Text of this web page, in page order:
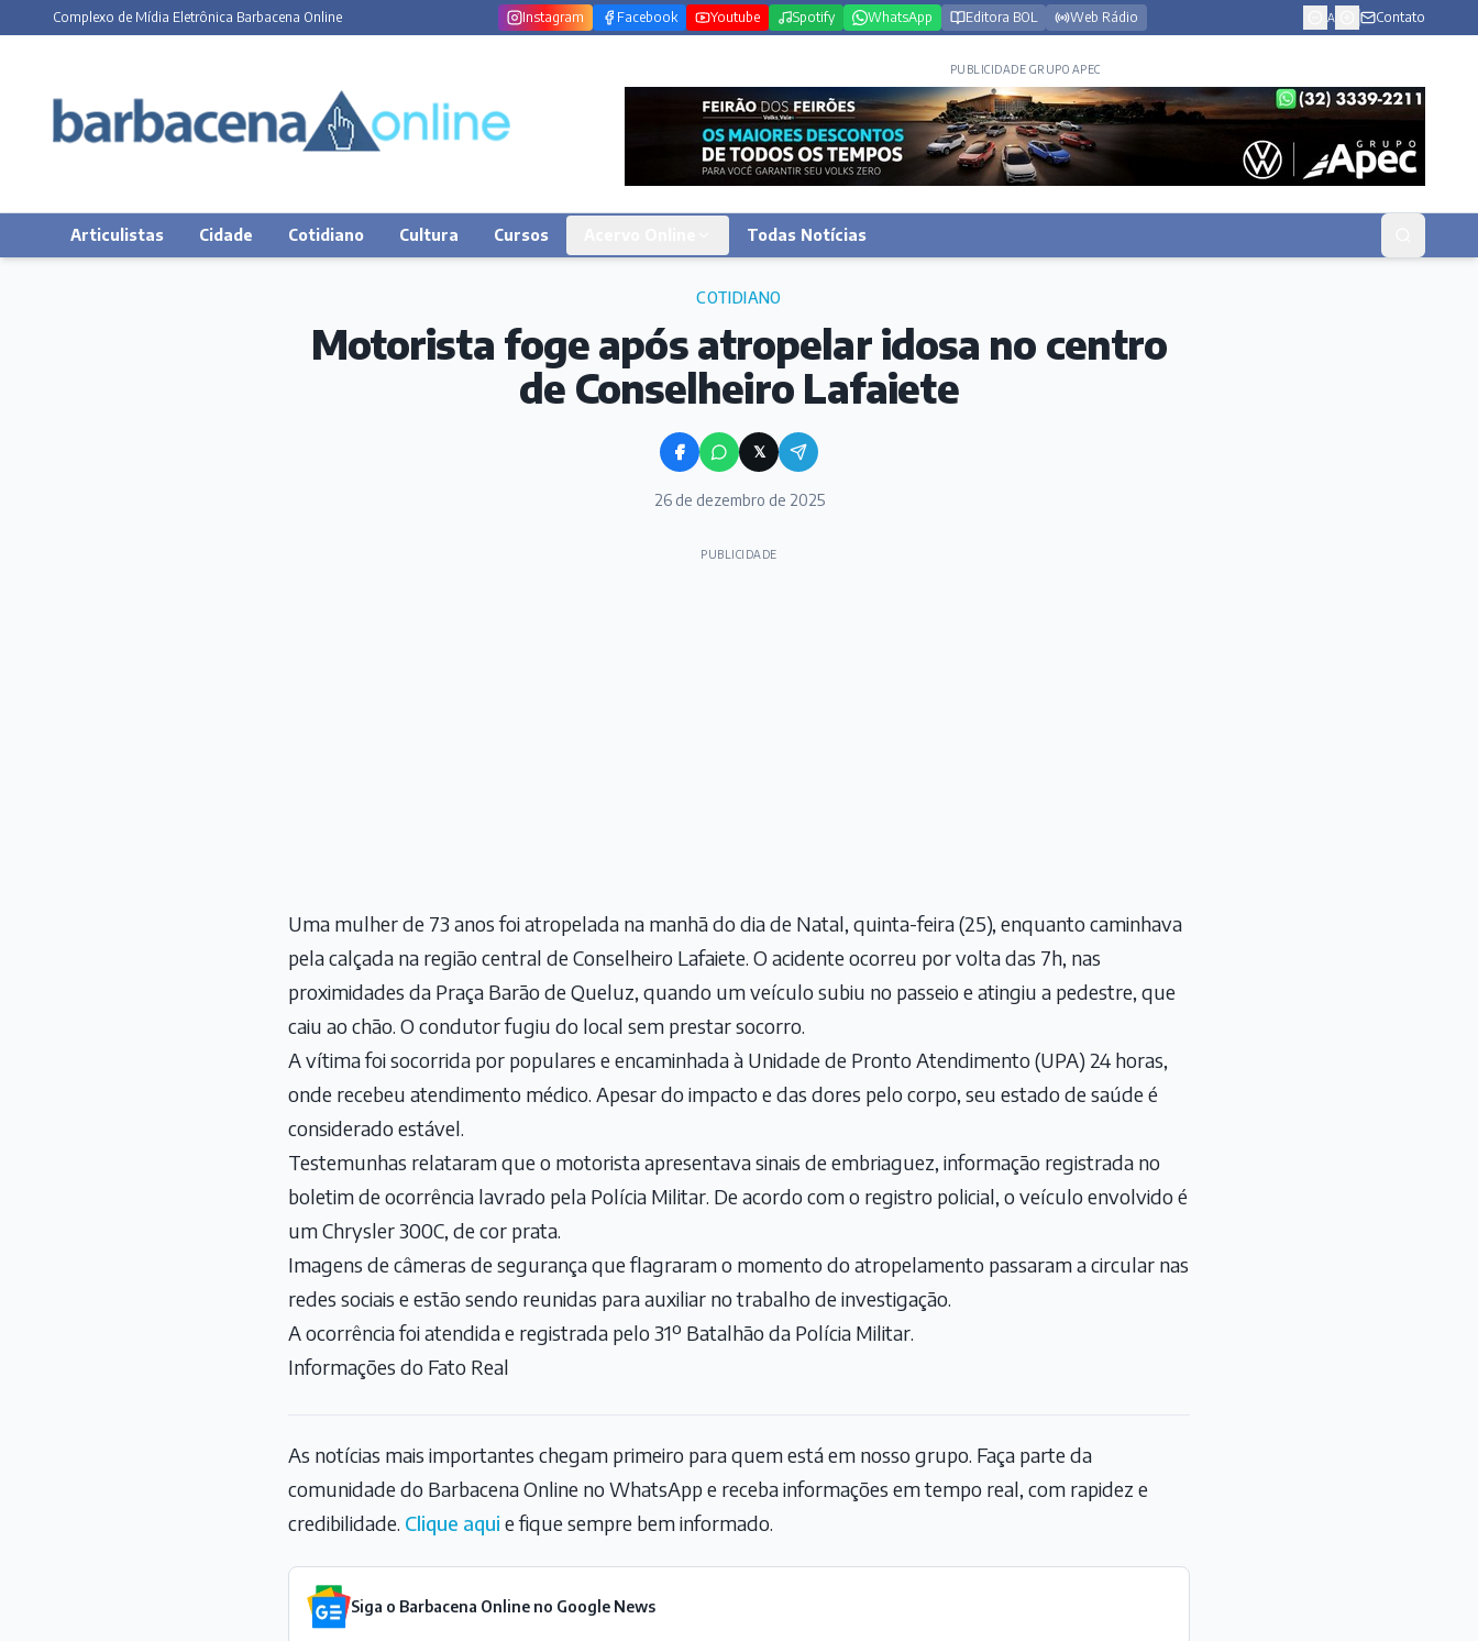
Complexo de Mídia Eletrônica Barbacena Online Instagram Facebook Youtube Spotify WhatsApp Editora BOL Web Rádio A Contato
PUBLICIDADE GRUPO APEC
Articulistas Cidade Cotidiano Cultura Cursos Todas Notícias
COTIDIANO
Motorista foge após atropelar idosa no centro
de Conselheiro Lafaiete
𝕏
26 de dezembro de 2025
PUBLICIDADE
Uma mulher de 73 anos foi atropelada na manhã do dia de Natal, quinta-feira (25), enquanto caminhava
pela calçada na região central de Conselheiro Lafaiete. O acidente ocorreu por volta das 7h, nas
proximidades da Praça Barão de Queluz, quando um veículo subiu no passeio e atingiu a pedestre, que
caiu ao chão. O condutor fugiu do local sem prestar socorro.
A vítima foi socorrida por populares e encaminhada à Unidade de Pronto Atendimento (UPA) 24 horas,
onde recebeu atendimento médico. Apesar do impacto e das dores pelo corpo, seu estado de saúde é
considerado estável.
Testemunhas relataram que o motorista apresentava sinais de embriaguez, informação registrada no
boletim de ocorrência lavrado pela Polícia Militar. De acordo com o registro policial, o veículo envolvido é
um Chrysler 300C, de cor prata.
Imagens de câmeras de segurança que flagraram o momento do atropelamento passaram a circular nas
redes sociais e estão sendo reunidas para auxiliar no trabalho de investigação.
A ocorrência foi atendida e registrada pelo 31º Batalhão da Polícia Militar.
Informações do Fato Real
As notícias mais importantes chegam primeiro para quem está em nosso grupo. Faça parte da
comunidade do Barbacena Online no WhatsApp e receba informações em tempo real, com rapidez e
credibilidade. Clique aqui e fique sempre bem informado.
Siga o Barbacena Online no Google News